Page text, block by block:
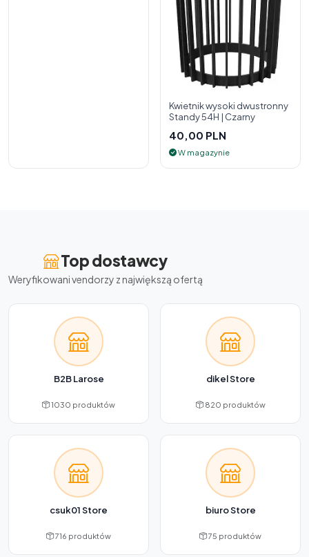
Kwietnik wysoki dwustronny
Standy 54H | Czarny
40,00 PLN
W magazynie
Top dostawcy
Weryfikowani vendorzy z największą ofertą
B2B Larose
1030 produktów
dikel Store
820 produktów
csuk01 Store
716 produktów
biuro Store
75 produktów